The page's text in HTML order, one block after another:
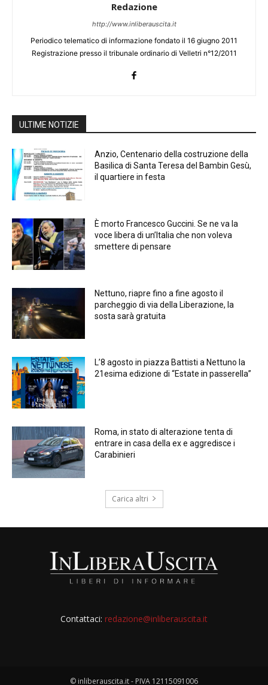
Redazione
http://www.inliberauscita.it
Periodico telematico di informazione fondato il 16 giugno 2011
Registrazione presso il tribunale ordinario di Velletri n°12/2011
ULTIME NOTIZIE
Anzio, Centenario della costruzione della
Basilica di Santa Teresa del Bambin Gesù,
il quartiere in festa
È morto Francesco Guccini. Se ne va la
voce libera di un’Italia che non voleva
smettere di pensare
Nettuno, riapre fino a fine agosto il
parcheggio di via della Liberazione, la
sosta sarà gratuita
L’8 agosto in piazza Battisti a Nettuno la
21esima edizione di “Estate in passerella”
Roma, in stato di alterazione tenta di
entrare in casa della ex e aggredisce i
Carabinieri
Carica altri
Contattaci: redazione@inliberauscita.it
© inliberauscita.it - PIVA 12115091006